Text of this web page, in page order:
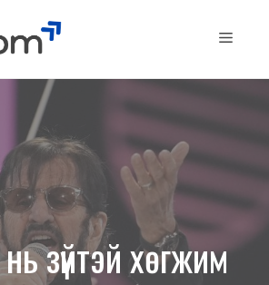
Menu
зүйтэй хөгжим